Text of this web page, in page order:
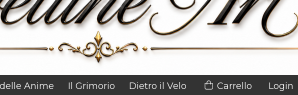
Anime Il Grimorio Dietro il Velo Carrello Login